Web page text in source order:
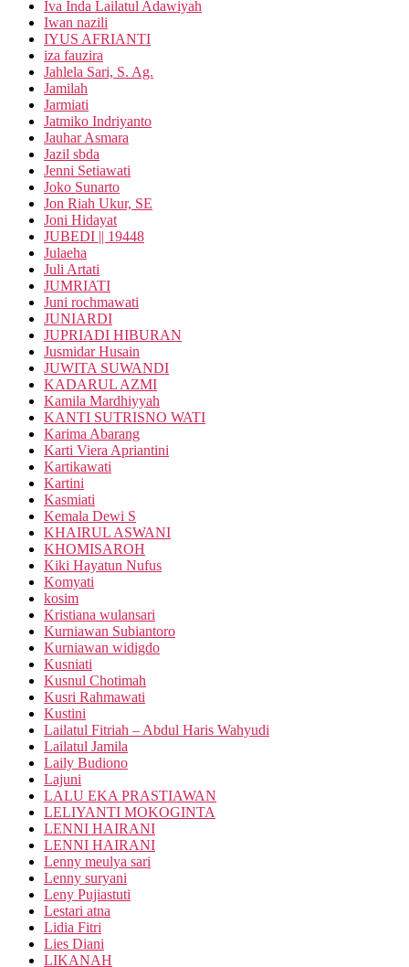
Iva Inda Lailatul Adawiyah
Iwan nazili
IYUS AFRIANTI
iza fauzira
Jahlela Sari, S. Ag.
Jamilah
Jarmiati
Jatmiko Indriyanto
Jauhar Asmara
Jazil sbda
Jenni Setiawati
Joko Sunarto
Jon Riah Ukur, SE
Joni Hidayat
JUBEDI || 19448
Julaeha
Juli Artati
JUMRIATI
Juni rochmawati
JUNIARDI
JUPRIADI HIBURAN
Jusmidar Husain
JUWITA SUWANDI
KADARUL AZMI
Kamila Mardhiyyah
KANTI SUTRISNO WATI
Karima Abarang
Karti Viera Apriantini
Kartikawati
Kartini
Kasmiati
Kemala Dewi S
KHAIRUL ASWANI
KHOMISAROH
Kiki Hayatun Nufus
Komyati
kosim
Kristiana wulansari
Kurniawan Subiantoro
Kurniawan widigdo
Kusniati
Kusnul Chotimah
Kusri Rahmawati
Kustini
Lailatul Fitriah – Abdul Haris Wahyudi
Lailatul Jamila
Laily Budiono
Lajuni
LALU EKA PRASTIAWAN
LELIYANTI MOKOGINTA
LENNI HAIRANI
LENNI HAIRANI
Lenny meulya sari
Lenny suryani
Leny Pujiastuti
Lestari atna
Lidia Fitri
Lies Diani
LIKANAH